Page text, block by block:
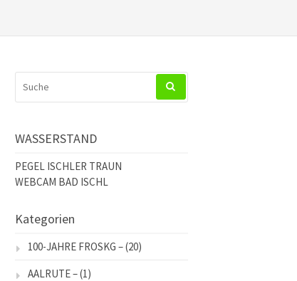
NACH:
WASSERSTAND
PEGEL ISCHLER TRAUN
WEBCAM BAD ISCHL
Kategorien
100-JAHRE FROSKG –(20)
AALRUTE –(1)